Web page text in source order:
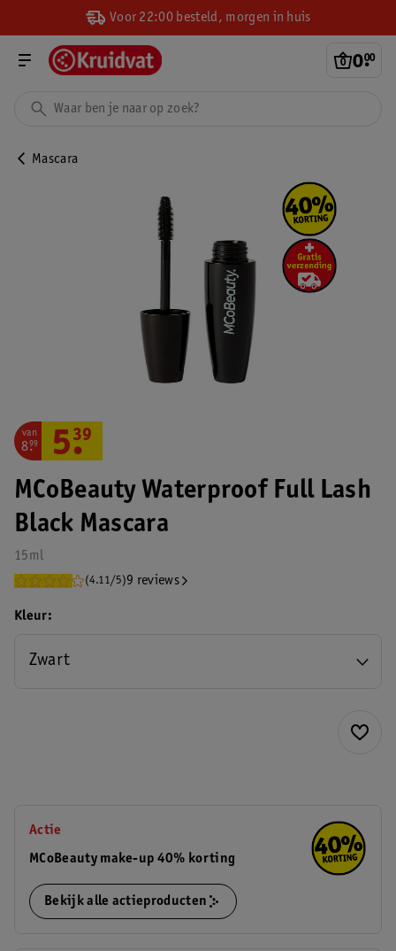
Voor 22:00 besteld, morgen in huis
0.
00
Mascara
MCoBeauty Waterproof Full Lash
Black Mascara
15ml
(4.11/5)9 reviews
van
8.
99 5.
39
Kleur
Zwart
Actie
MCoBeauty make-up 40% korting
Bekijk alle actieproducten